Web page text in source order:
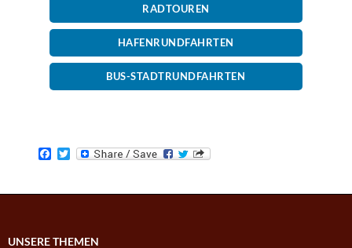
RADTOUREN
HAFENRUNDFAHRTEN
BUS-STADTRUNDFAHRTEN
F
e
k
T
t
UNSERE THEMEN